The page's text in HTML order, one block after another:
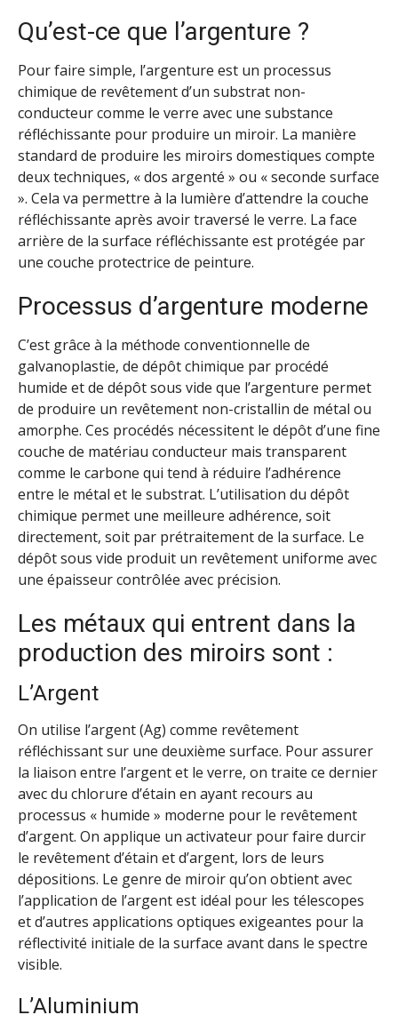
Qu’est-ce que l’argenture ?
Pour faire simple, l’argenture est un processus
chimique de revêtement d’un substrat non-
conducteur comme le verre avec une substance
réfléchissante pour produire un miroir. La manière
standard de produire les miroirs domestiques compte
deux techniques, « dos argenté » ou « seconde surface
». Cela va permettre à la lumière d’attendre la couche
réfléchissante après avoir traversé le verre. La face
arrière de la surface réfléchissante est protégée par
une couche protectrice de peinture.
Processus d’argenture moderne
C’est grâce à la méthode conventionnelle de
galvanoplastie, de dépôt chimique par procédé
humide et de dépôt sous vide que l’argenture permet
de produire un revêtement non-cristallin de métal ou
amorphe. Ces procédés nécessitent le dépôt d’une fine
couche de matériau conducteur mais transparent
comme le carbone qui tend à réduire l’adhérence
entre le métal et le substrat. L’utilisation du dépôt
chimique permet une meilleure adhérence, soit
directement, soit par prétraitement de la surface. Le
dépôt sous vide produit un revêtement uniforme avec
une épaisseur contrôlée avec précision.
Les métaux qui entrent dans la
production des miroirs sont :
L’Argent
On utilise l’argent (Ag) comme revêtement
réfléchissant sur une deuxième surface. Pour assurer
la liaison entre l’argent et le verre, on traite ce dernier
avec du chlorure d’étain en ayant recours au
processus « humide » moderne pour le revêtement
d’argent. On applique un activateur pour faire durcir
le revêtement d’étain et d’argent, lors de leurs
dépositions. Le genre de miroir qu’on obtient avec
l’application de l’argent est idéal pour les télescopes
et d’autres applications optiques exigeantes pour la
réflectivité initiale de la surface avant dans le spectre
visible.
L’Aluminium